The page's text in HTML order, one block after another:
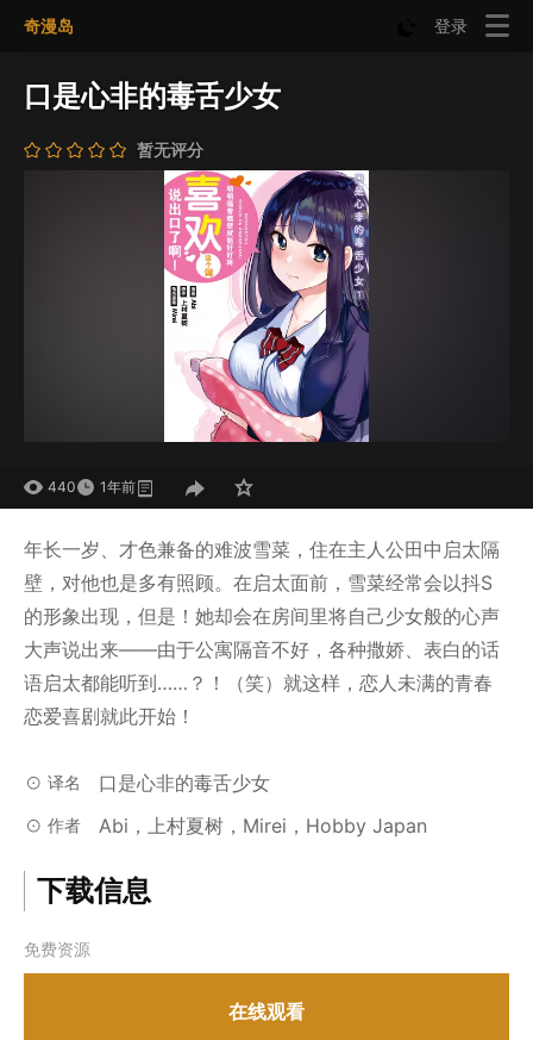
奇漫岛 登录
口是心非的毒舌少女
暂无评分
440 1年前
年长一岁、才色兼备的难波雪菜，住在主人公田中启太隔
壁，对他也是多有照顾。在启太面前，雪菜经常会以抖S
的形象出现，但是！她却会在房间里将自己少女般的心声
大声说出来——由于公寓隔音不好，各种撒娇、表白的话
语启太都能听到……？！（笑）就这样，恋人未满的青春
恋爱喜剧就此开始！
译名 口是心非的毒舌少女
作者 Abi，上村夏树，Mirei，Hobby Japan
下载信息
免费资源
在线观看